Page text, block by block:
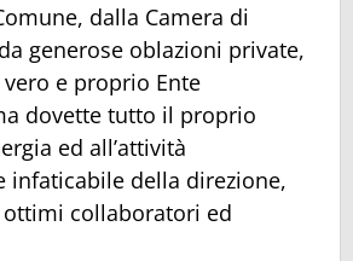
dalla Camera di
generose oblazioni private,
e proprio Ente
dovette tutto il proprio
ed all’attività
infaticabile della direzione,
ottimi collaboratori ed